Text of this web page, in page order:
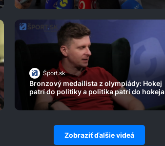
Šport.sk
Bronzový medailista z olympiády: Hokej
patrí do politiky a politika patrí do hokeja
Zobraziť ďalšie videá